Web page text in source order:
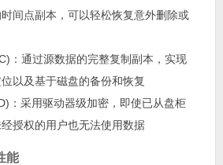
间点副本，可以轻松恢复意外删除或
：通过源数据的完整复制副本，实现
以及基于磁盘的备份和恢复
：采用驱动器级加密，即使已从盘柜
授权的用户也无法使用数据
能